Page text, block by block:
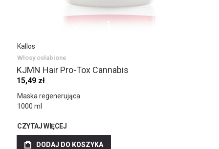
Kallos
Włosy osłabione
KJMN Hair Pro-Tox Cannabis
15,49 zł
Maska regenerująca
1000 ml
CZYTAJ WIĘCEJ
DODAJ DO KOSZYKA